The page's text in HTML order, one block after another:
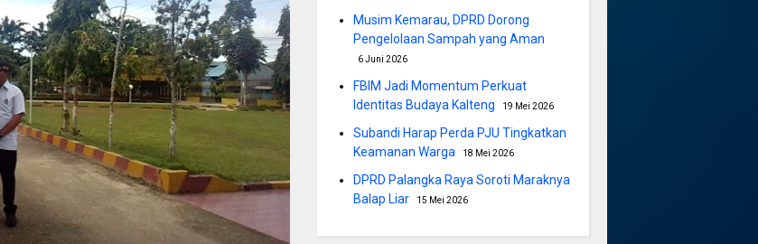
Musim Kemarau, DPRD Dorong
Pengelolaan Sampah yang Aman
6 Juni 2026
FBIM Jadi Momentum Perkuat
Identitas Budaya Kalteng
19 Mei 2026
Subandi Harap Perda PJU Tingkatkan
Keamanan Warga
18 Mei 2026
DPRD Palangka Raya Soroti Maraknya
Balap Liar
15 Mei 2026